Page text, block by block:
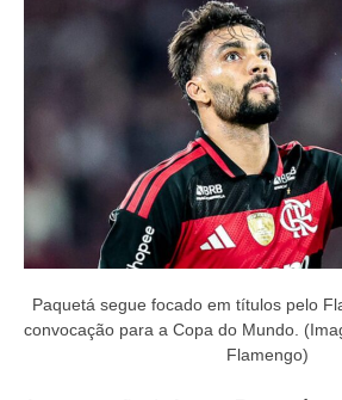
d
o
n
Paquetá segue focado em títulos pelo
convocação para a Copa do Mundo.
Flamengo)